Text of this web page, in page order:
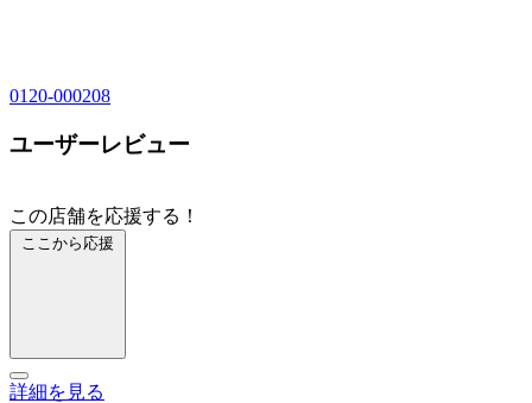
0120-000208
ユーザーレビュー
この店舗を応援する！
ここから応援
詳細を見る